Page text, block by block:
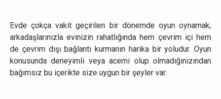
Evde çokça vakit geçirilen bir dönemde oyun oynamak,
arkadaşlarınızla evinizin rahatlığında hem çevrim içi hem
de çevrim dışı bağlantı kurmanın harika bir yoludur. Oyun
konusunda deneyimli veya acemi olup olmadığınızından
bağımsız bu içerikte size uygun bir şeyler var.